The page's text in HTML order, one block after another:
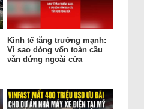
Kinh tế tăng trưởng mạnh:
Vì sao dòng vốn toàn cầu
vẫn đứng ngoài cửa